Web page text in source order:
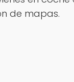
de mapas.